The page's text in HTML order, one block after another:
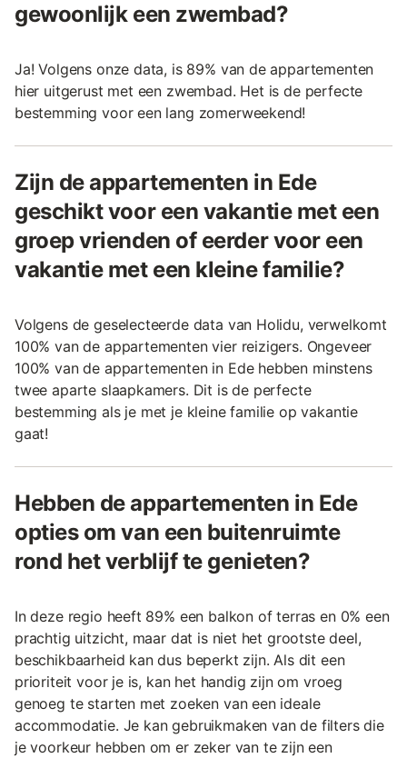
gewoonlijk een zwembad?
Ja! Volgens onze data, is 89% van de appartementen
hier uitgerust met een zwembad. Het is de perfecte
bestemming voor een lang zomerweekend!
Zijn de appartementen in Ede
geschikt voor een vakantie met een
groep vrienden of eerder voor een
vakantie met een kleine familie?
Volgens de geselecteerde data van Holidu, verwelkomt
100% van de appartementen vier reizigers. Ongeveer
100% van de appartementen in Ede hebben minstens
twee aparte slaapkamers. Dit is de perfecte
bestemming als je met je kleine familie op vakantie
gaat!
Hebben de appartementen in Ede
opties om van een buitenruimte
rond het verblijf te genieten?
In deze regio heeft 89% een balkon of terras en 0% een
prachtig uitzicht, maar dat is niet het grootste deel,
beschikbaarheid kan dus beperkt zijn. Als dit een
prioriteit voor je is, kan het handig zijn om vroeg
genoeg te starten met zoeken van een ideale
accommodatie. Je kan gebruikmaken van de filters die
je voorkeur hebben om er zeker van te zijn een